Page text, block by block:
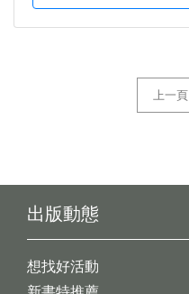
上一頁
出版動態
想找好活動